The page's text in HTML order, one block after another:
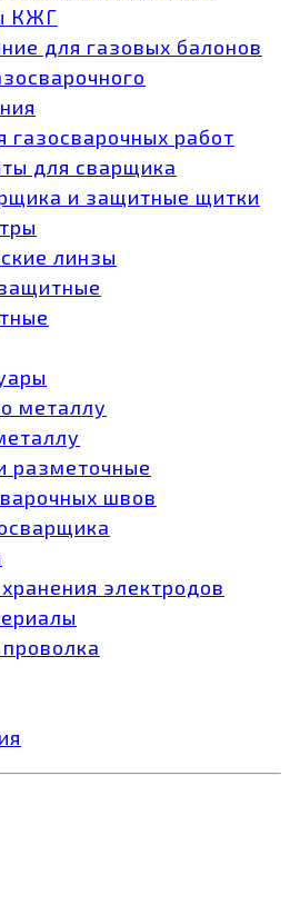
КЖГ
для газовых балонов
газосварочных работ
для сварщика
и защитные щитки
линзы
металлу
разметочные
швов
электродов